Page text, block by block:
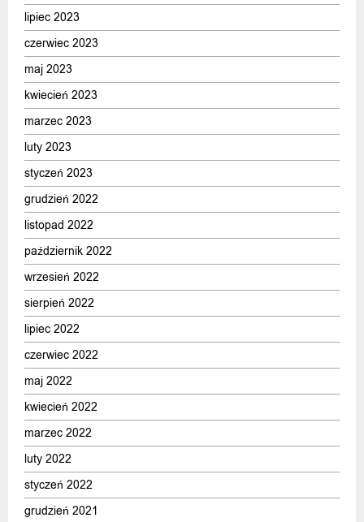
lipiec 2023
czerwiec 2023
maj 2023
kwiecień 2023
marzec 2023
luty 2023
styczeń 2023
grudzień 2022
listopad 2022
październik 2022
wrzesień 2022
sierpień 2022
lipiec 2022
czerwiec 2022
maj 2022
kwiecień 2022
marzec 2022
luty 2022
styczeń 2022
grudzień 2021